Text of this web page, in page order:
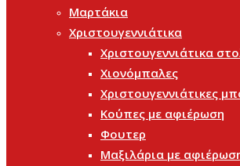
Μαρτάκια
Χριστουγεννιάτικα
Χριστουγεννιάτικα
Χιονόμπαλες
Χριστουγεννιάτικες
Κούπες με αφιέρωση
Φουτερ
Μαξιλάρια με